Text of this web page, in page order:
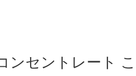
ンセントレート こ